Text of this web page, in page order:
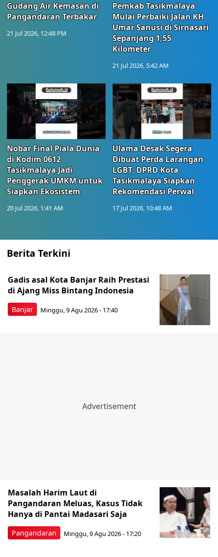
Gudang Air Kemasan di
Pangandaran Terbakar
21 Jul 2026, 12:48 PM
Pemkab Tasikmalaya
Mulai Perbaiki Jalan KH
Umar Sanusi di Sirnasari
Sepanjang 1,55
Kilometer
21 Jul 2026, 5:42 AM
Nobar Final Piala Dunia
di Kodim 0612
Tasikmalaya Jadi
Penggerak UMKM untuk
Siapkan Ekosistem
20 Jul 2026, 1:41 AM
Ulama Desak Segera
Dibuat Perda Larangan
LGBT, DPRD Kota
Tasikmalaya Siapkan
Rekomendasi Perwal
17 Jul 2026, 10:48 AM
Berita Terkini
Banjar
Gadis asal Kota Banjar Raih Prestasi
di Ajang Miss Bintang Indonesia
Minggu, 9 Agu 2026 - 17:40
Pangandaran
Masalah Harim Laut di
Pangandaran Meluas, Kasus Tidak
Hanya di Pantai Madasari Saja
Minggu, 9 Agu 2026 - 17:20